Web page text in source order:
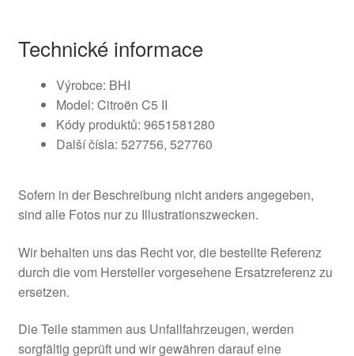
Technické informace
Výrobce: BHI
Model: Citroën C5 II
Kódy produktů: 9651581280
Další čísla: 527756, 527760
Sofern in der Beschreibung nicht anders angegeben,
sind alle Fotos nur zu Illustrationszwecken.
Wir behalten uns das Recht vor, die bestellte Referenz
durch die vom Hersteller vorgesehene Ersatzreferenz zu
ersetzen.
Die Teile stammen aus Unfallfahrzeugen, werden
sorgfältig geprüft und wir gewähren darauf eine